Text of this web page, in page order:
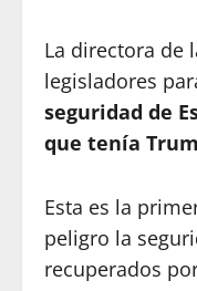
La directora de
legisladores
seguridad de
que tenía
Esta es la
peligro la
recuperados